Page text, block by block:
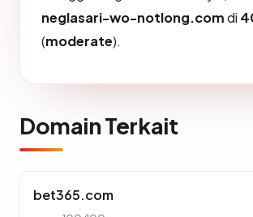
neglasari-wo-notlong.comdi
(moderate).
Domain Terkait
bet365.com